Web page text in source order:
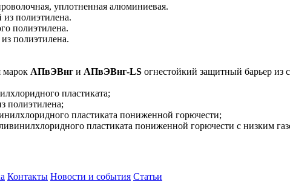
уплотненная алюминиевая.
полиэтилена.
полиэтилена.
полиэтилена.
марок АПвЭВнг и АПвЭВнг-LS огнестойкий защитный барьер из
пластиката;
полиэтилена;
пластиката пониженной горючести;
пластиката пониженной горючести с низким
Контакты Новости и события Статьи